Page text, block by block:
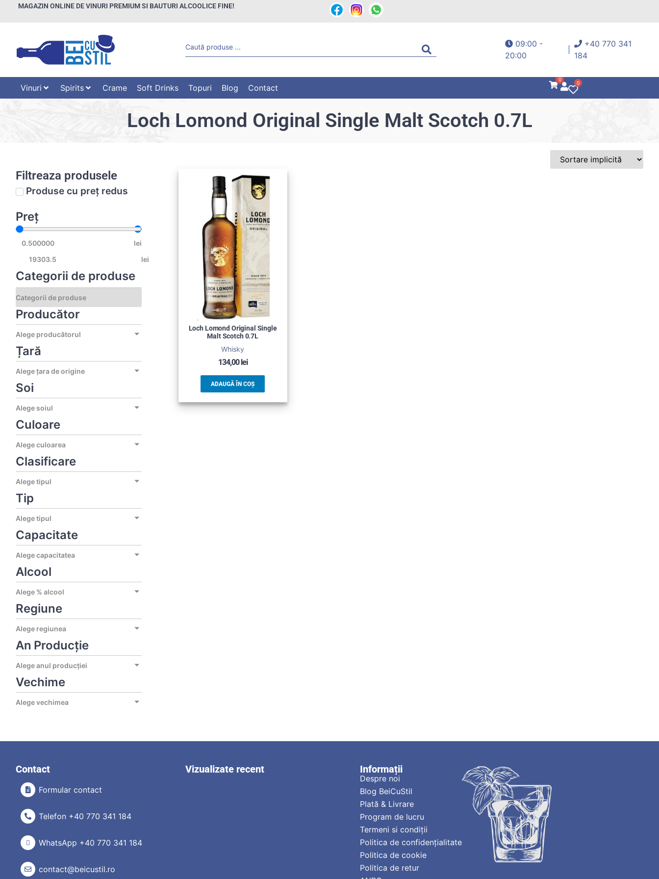
MAGAZIN ONLINE DE VINURI PREMIUM SI BAUTURI ALCOOLICE FINE!
09:00 -
20:00
+40 770 341
184
Vinuri Spirits Crame Soft Drinks Topuri Blog Contact
0
0
Loch Lomond Original Single Malt Scotch 0.7L
Filtreaza produsele
Produse cu preț redus
Preț
lei
lei
Categorii de produse
Producător
Alege producătorul
Țară
Alege țara de origine
Soi
Alege soiul
Culoare
Alege culoarea
Clasificare
Alege tipul
Tip
Alege tipul
Capacitate
Alege capacitatea
Alcool
Alege % alcool
Regiune
Alege regiunea
An Producție
Alege anul producției
Vechime
Alege vechimea
Loch Lomond Original Single
Malt Scotch 0.7L
Whisky
134,00lei
ADAUGĂ ÎN COȘ
Contact
Formular contact
Telefon +40 770 341 184
WhatsApp +40 770 341 184
contact@beicustil.ro
Vizualizate recent Informații
Despre noi
Blog BeiCuStil
Plată & Livrare
Program de lucru
Termeni si condiții
Politica de confidențialitate
Politica de cookie
Politica de retur